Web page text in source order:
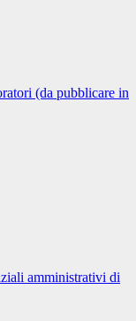
(da pubblicare in
amministrativi di